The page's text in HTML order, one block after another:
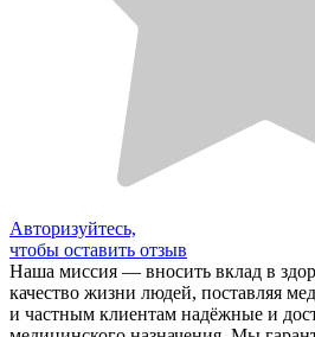
Авторизуйтесь,
чтобы оставить отзыв
Наша миссия — вносить вклад в
качество жизни людей, поставляя
и частным клиентам надёжные и